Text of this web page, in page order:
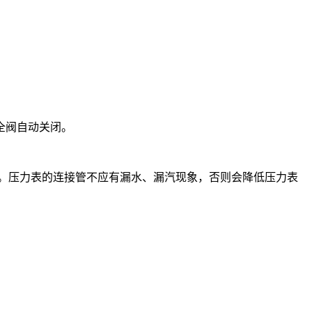
自动关闭。
压力表的连接管不应有漏水、漏汽现象，否则会降低压力表